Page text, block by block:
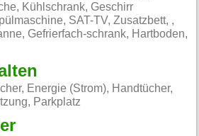
Kühlschrank, Geschirr
SAT-TV, Zusatzbett, ,
Gefrierfach-schrank, Hartboden,
Energie (Strom), Handtücher,
Parkplatz